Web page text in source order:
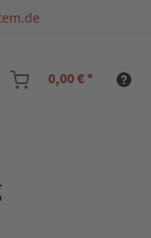
0,00 € *